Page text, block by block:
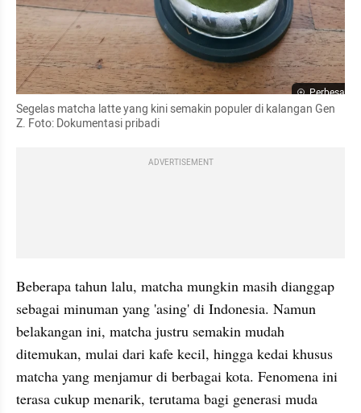
Perbesar
Segelas matcha latte yang kini semakin populer di kalangan Gen
Z. Foto: Dokumentasi pribadi
ADVERTISEMENT
Beberapa tahun lalu, matcha mungkin masih dianggap
sebagai minuman yang 'asing' di Indonesia. Namun
belakangan ini, matcha justru semakin mudah
ditemukan, mulai dari kafe kecil, hingga kedai khusus
matcha yang menjamur di berbagai kota. Fenomena ini
terasa cukup menarik, terutama bagi generasi muda